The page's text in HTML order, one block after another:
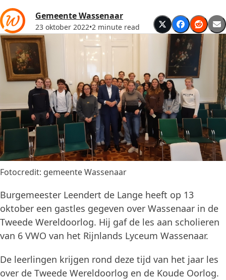
Gemeente Wassenaar
23 oktober 2022•2 minute read
Fotocredit: gemeente Wassenaar
Burgemeester Leendert de Lange heeft op 13
oktober een gastles gegeven over Wassenaar in de
Tweede Wereldoorlog. Hij gaf de les aan scholieren
van 6 VWO van het Rijnlands Lyceum Wassenaar.
De leerlingen krijgen rond deze tijd van het jaar les
over de Tweede Wereldoorlog en de Koude Oorlog.